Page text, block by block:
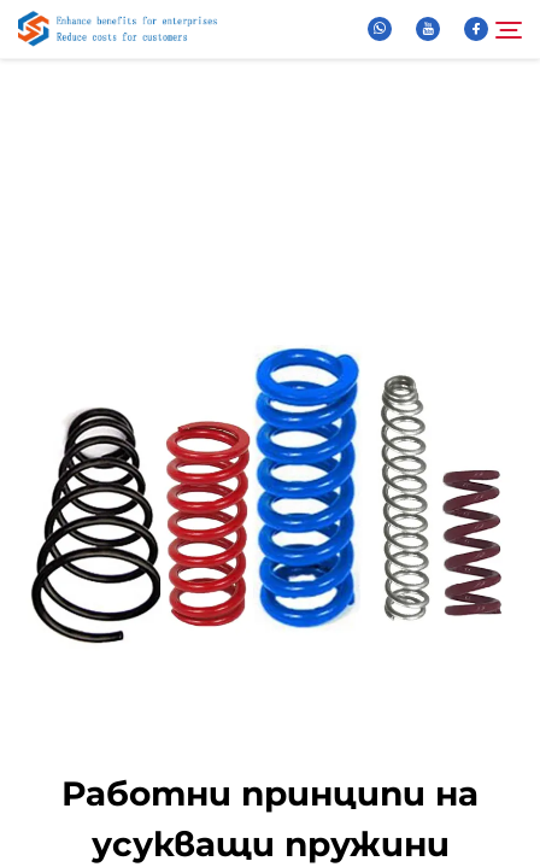
Видео
Контактирайте Нас
Работни принципи на
усукващи пружини